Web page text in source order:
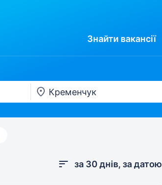
Знайти вакансії
за 30 днів, за датою